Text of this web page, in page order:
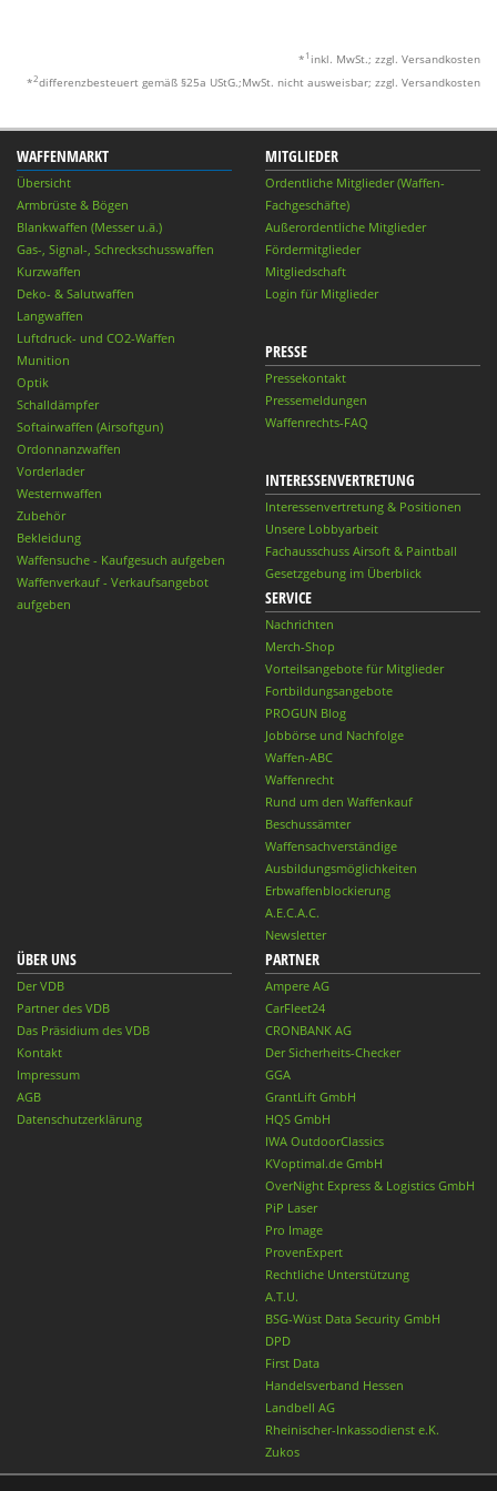
* 1 inkl. MwSt.; zzgl. Versandkosten
*2differenzbesteuert gemäß §25a UStG.;MwSt. nicht ausweisbar; zzgl. Versandkosten
WAFFENMARKT
Übersicht
Armbrüste & Bögen
Blankwaffen (Messer u.ä.)
Gas-, Signal-, Schreckschusswaffen
Kurzwaffen
Deko- & Salutwaffen
Langwaffen
Luftdruck- und CO2-Waffen
Munition
Optik
Schalldämpfer
Softairwaffen (Airsoftgun)
Ordonnanzwaffen
Vorderlader
Westernwaffen
Zubehör
Bekleidung
Waffensuche - Kaufgesuch aufgeben
Waffenverkauf - Verkaufsangebot
aufgeben
MITGLIEDER
Ordentliche Mitglieder (Waffen-
Fachgeschäfte)
Außerordentliche Mitglieder
Fördermitglieder
Mitgliedschaft
Login für Mitglieder
PRESSE
Pressekontakt
Pressemeldungen
Waffenrechts-FAQ
INTERESSENVERTRETUNG
Interessenvertretung & Positionen
Unsere Lobbyarbeit
Fachausschuss Airsoft & Paintball
Gesetzgebung im Überblick
SERVICE
Nachrichten
Merch-Shop
Vorteilsangebote für Mitglieder
Fortbildungsangebote
PROGUN Blog
Jobbörse und Nachfolge
Waffen-ABC
Waffenrecht
Rund um den Waffenkauf
Beschussämter
Waffensachverständige
Ausbildungsmöglichkeiten
Erbwaffenblockierung
A.E.C.A.C.
Newsletter
ÜBER UNS
Der VDB
Partner des VDB
Das Präsidium des VDB
Kontakt
Impressum
AGB
Datenschutzerklärung
PARTNER
Ampere AG
CarFleet24
CRONBANK AG
Der Sicherheits-Checker
GGA
GrantLift GmbH
HQS GmbH
IWA OutdoorClassics
KVoptimal.de GmbH
OverNight Express & Logistics GmbH
PiP Laser
Pro Image
ProvenExpert
Rechtliche Unterstützung
A.T.U.
BSG-Wüst Data Security GmbH
DPD
First Data
Handelsverband Hessen
Landbell AG
Rheinischer-Inkassodienst e.K.
Zukos